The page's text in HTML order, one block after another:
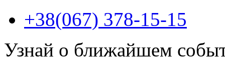
+38(067) 378-15-15
Узнай о ближайшем